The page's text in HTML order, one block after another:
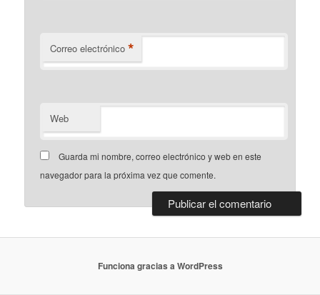
Correo electrónico *
Web
Guarda mi nombre, correo electrónico y web en este
navegador para la próxima vez que comente.
Funciona gracias a WordPress